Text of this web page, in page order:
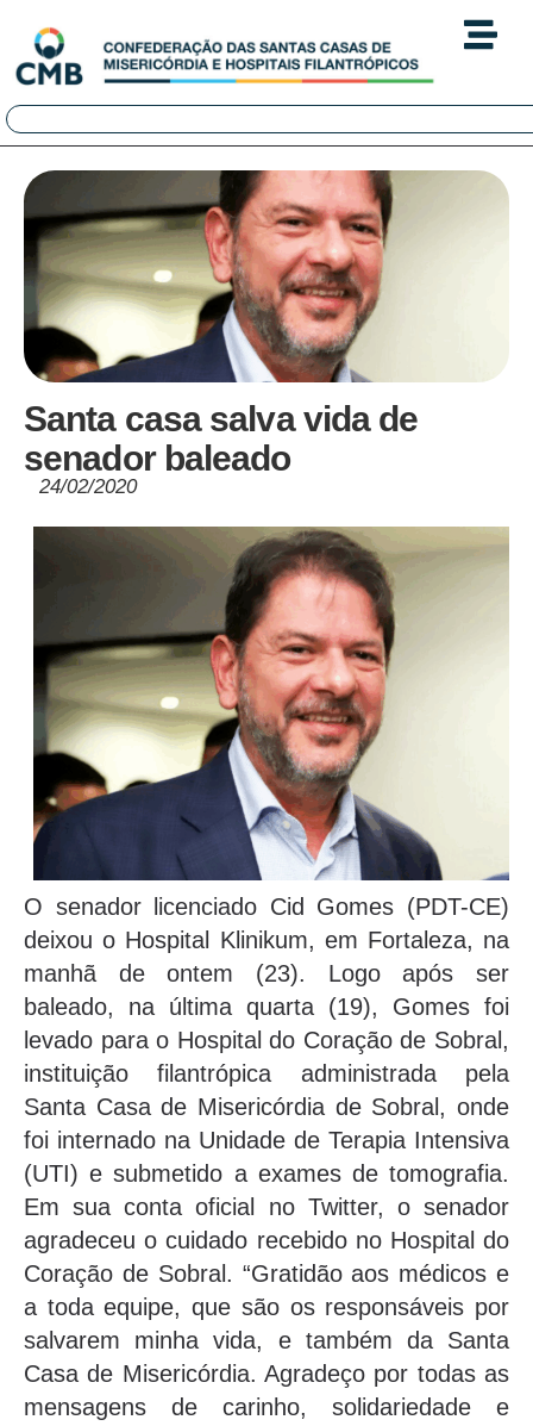
Santa casa salva vida de
senador baleado
24/02/2020
O senador licenciado Cid Gomes (PDT-CE)
deixou o Hospital Klinikum, em Fortaleza, na
manhã de ontem (23). Logo após ser
baleado, na última quarta (19), Gomes foi
levado para o Hospital do Coração de Sobral,
instituição filantrópica administrada pela
Santa Casa de Misericórdia de Sobral, onde
foi internado na Unidade de Terapia Intensiva
(UTI) e submetido a exames de tomografia.
Em sua conta oficial no Twitter, o senador
agradeceu o cuidado recebido no Hospital do
Coração de Sobral. “Gratidão aos médicos e
a toda equipe, que são os responsáveis por
salvarem minha vida, e também da Santa
Casa de Misericórdia. Agradeço por todas as
mensagens de carinho, solidariedade e